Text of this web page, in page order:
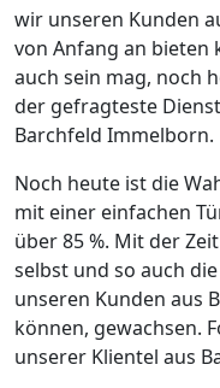
wir unseren Kunden
von Anfang an bieten
auch sein mag, noch
der gefragteste
Barchfeld Immelborn.
Noch heute ist die
mit einer einfachen
über 85 %. Mit der
selbst und so auch
unseren Kunden aus
können, gewachsen.
unserer Klientel aus